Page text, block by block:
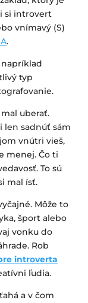
si introvert
vnímavý (S)
.
typ
uberať.
len sadnúť sám
vnútri vieš,
menej. Čo ti
To sú
mal ísť.
Môže to
šport alebo
vonku do
Rob
introverta
ľudia.
a v čom